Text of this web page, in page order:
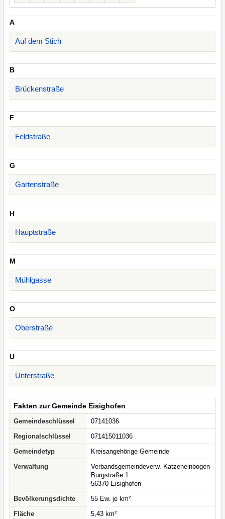
A
Auf dem Stich
B
Brückenstraße
F
Feldstraße
G
Gartenstraße
H
Hauptstraße
M
Mühlgasse
O
Oberstraße
U
Unterstraße
Fakten zur Gemeinde Eisighofen
Gemeindeschlüssel
07141036
Regionalschlüssel
071415011036
Gemeindetyp
Kreisangehörige Gemeinde
Verwaltung
Verbandsgemeindeverw. Katzenelnbogen
Burgstraße 1
56370 Eisighofen
Bevölkerungsdichte
55 Ew. je km²
Fläche
5,43 km²